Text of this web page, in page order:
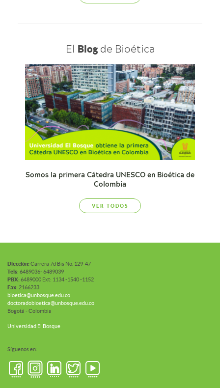
El Blogde Bioética
Somos la primera Cátedra UNESCO en Bioética de
Colombia
VER TODOS
Diección:Carrera 7d Bis No. 129-47
Tels: 6489036- 6489039
PBX:6489000 Ext: 1134 -1540 -1152
Fax: 2166233
bioetica@unbosque.edu.co
doctoradobioetica@unbosque.edu.co
Bogotá - Colombia
Universidad El Bosque
Síguenos en: